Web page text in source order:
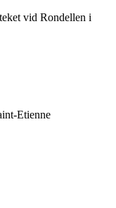
vid Rondellen i
Etienne